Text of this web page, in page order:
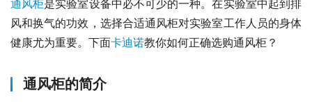
通风柜是实验室设备中必不可少的一种。在实验室中起到排
风和换气的功效，选择合适通风柜对实验室工作人员的身体
健康尤为重要。下面卡迪诺教你如何正确选购通风柜？
通风柜的简介